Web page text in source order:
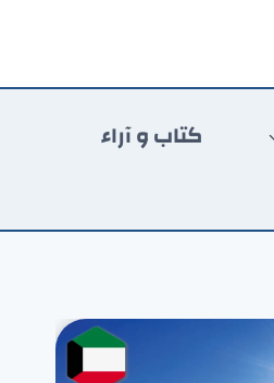
كتاب و آراء